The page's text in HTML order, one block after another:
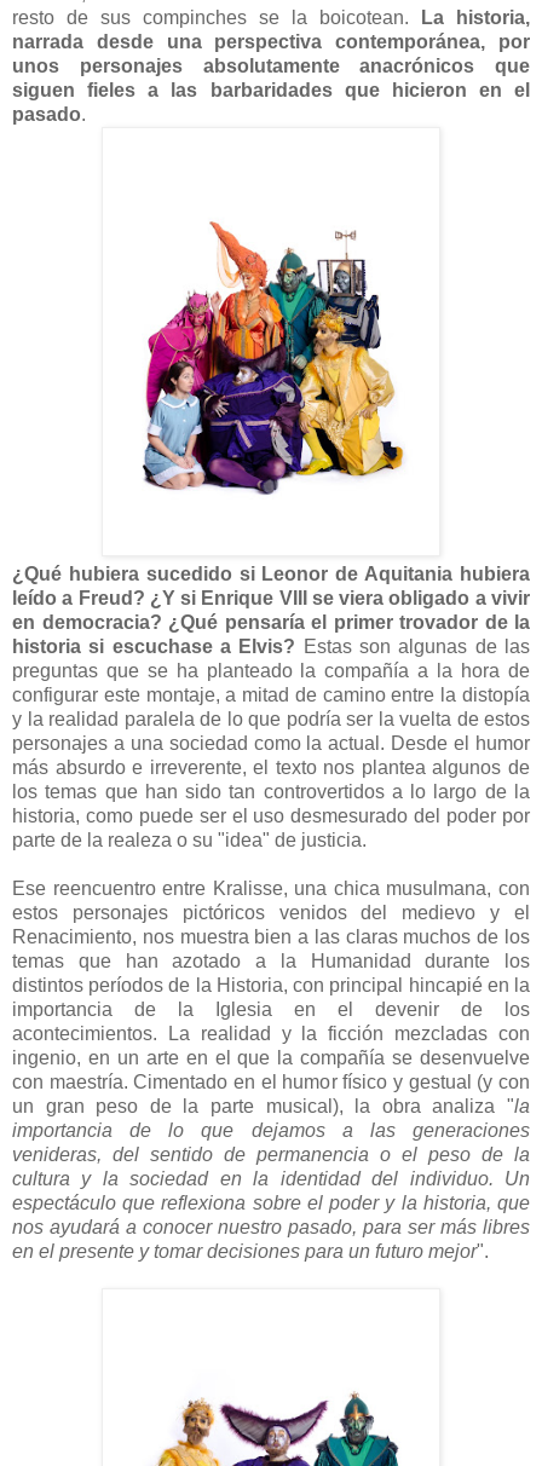
resto de sus compinches se la boicotean.
La historia,
narrada desde una perspectiva contemporánea, por
unos personajes absolutamente anacrónicos que
siguen fieles a las barbaridades que hicieron en el
pasado.
¿Qué hubiera sucedido si Leonor de Aquitania hubiera
leído a Freud? ¿Y si Enrique VIII se viera obligado a vivir
en democracia? ¿Qué pensaría el primer trovador de la
historia si escuchase a Elvis? Estas son algunas de las
preguntas que se ha planteado la compañía a la hora de
configurar este montaje, a mitad de camino entre la distopía
y la realidad paralela de lo que podría ser la vuelta de estos
personajes a una sociedad como la actual. Desde el humor
más absurdo e irreverente, el texto nos plantea algunos de
los temas que han sido tan controvertidos a lo largo de la
historia, como puede ser el uso desmesurado del poder por
parte de la realeza o su "idea" de justicia.
Ese reencuentro entre Kralisse, una chica musulmana, con
estos personajes pictóricos venidos del medievo y el
Renacimiento, nos muestra bien a las claras muchos de los
temas que han azotado a la Humanidad durante los
distintos períodos de la Historia, con principal hincapié en la
importancia de la Iglesia en el devenir de los
acontecimientos. La realidad y la ficción mezcladas con
ingenio, en un arte en el que la compañía se desenvuelve
con maestría. Cimentado en el humor físico y gestual (y con
un gran peso de la parte musical), la obra analiza "la
importancia de lo que dejamos a las generaciones
venideras, del sentido de permanencia o el peso de la
cultura y la sociedad en la identidad del individuo. Un
espectáculo que reflexiona sobre el poder y la historia, que
nos ayudará a conocer nuestro pasado, para ser más libres
en el presente y tomar decisiones para un futuro mejor".